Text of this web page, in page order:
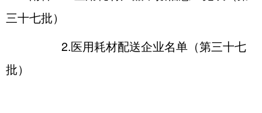
三十七批）
2.医用耗材配送企业名单（第三十七
批）